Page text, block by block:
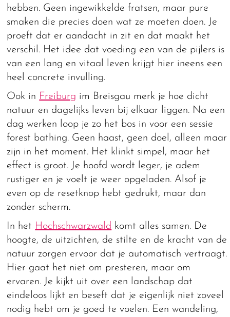
hebben. Geen ingewikkelde fratsen, maar pure
smaken die precies doen wat ze moeten doen. Je
proeft dat er aandacht in zit en dat maakt het
verschil. Het idee dat voeding een van de pijlers is
van een lang en vitaal leven krijgt hier ineens een
heel concrete invulling.
Ook in Freiburg im Breisgau merk je hoe dicht
natuur en dagelijks leven bij elkaar liggen. Na een
dag werken loop je zo het bos in voor een sessie
forest bathing. Geen haast, geen doel, alleen maar
zijn in het moment. Het klinkt simpel, maar het
effect is groot. Je hoofd wordt leger, je adem
rustiger en je voelt je weer opgeladen. Alsof je
even op de resetknop hebt gedrukt, maar dan
zonder scherm.
In het Hochschwarzwald komt alles samen. De
hoogte, de uitzichten, de stilte en de kracht van de
natuur zorgen ervoor dat je automatisch vertraagt.
Hier gaat het niet om presteren, maar om
ervaren. Je kijkt uit over een landschap dat
eindeloos lijkt en beseft dat je eigenlijk niet zoveel
nodig hebt om je goed te voelen. Een wandeling,